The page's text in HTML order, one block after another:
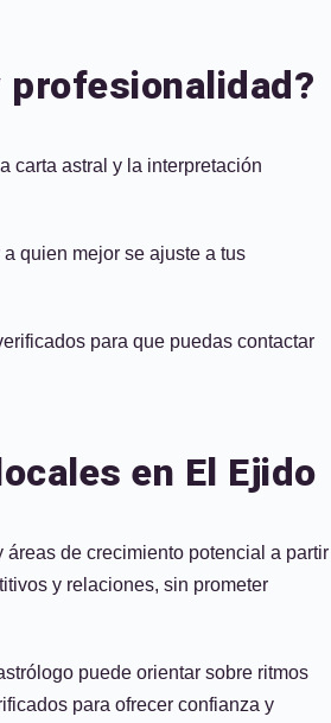
carta astral y la interpretación
quien mejor se ajuste a tus
para que puedas contactar
en El Ejido
de crecimiento potencial a partir
y relaciones, sin prometer
puede orientar sobre ritmos
para ofrecer confianza y